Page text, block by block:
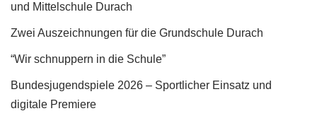
und Mittelschule Durach
Zwei Auszeichnungen für die Grundschule Durach
“Wir schnuppern in die Schule”
Bundesjugendspiele 2026 – Sportlicher Einsatz und
digitale Premiere